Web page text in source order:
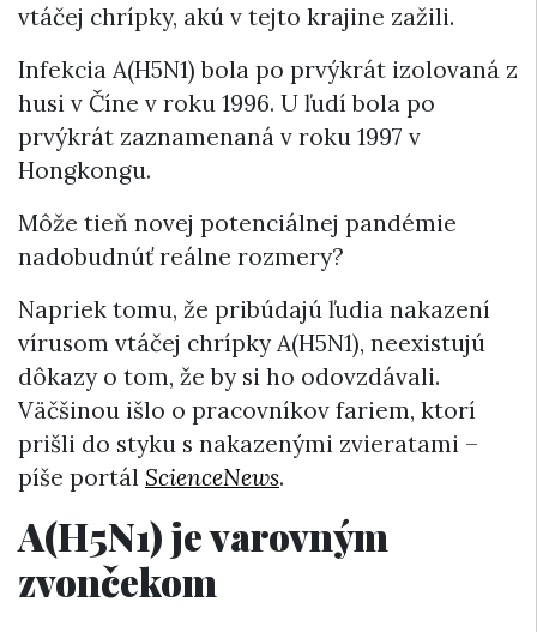
vtáčej chrípky, akú v tejto krajine zažili.
Infekcia A(H5N1) bola po prvýkrát izolovaná z
husi v Číne v roku 1996. U ľudí bola po
prvýkrát zaznamenaná v roku 1997 v
Hongkongu.
Môže tieň novej potenciálnej pandémie
nadobudnúť reálne rozmery?
Napriek tomu, že pribúdajú ľudia nakazení
vírusom vtáčej chrípky A(H5N1), neexistujú
dôkazy o tom, že by si ho odovzdávali.
Väčšinou išlo o pracovníkov fariem, ktorí
prišli do styku s nakazenými zvieratami –
píše portál ScienceNews.
A(H5N1) je varovným
zvončekom